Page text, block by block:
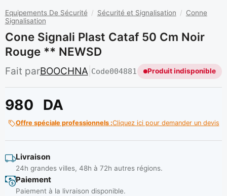
Equipements De Sécurité / Sécurité et Signalisation / Conne
Signalisation
Cone Signali Plast Cataf 50 Cm Noir
Rouge ** NEWSD
Fait parBOOCHNA| Code004881 Produit indisponible
980 DA
Offre spéciale professionnels :Cliquez ici pour demander un devis
Livraison
24h grandes villes, 48h à 72h autres régions.
Paiement
Paiement à la livraison disponible.